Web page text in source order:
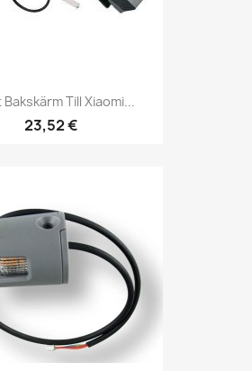
Till Xiaomi...
23,52 €